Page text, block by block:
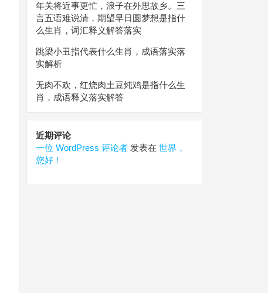
年关将近事更忙，浪子在外思故乡。三
言五语难说清，期望早日圆梦想是指什
么生肖，词汇释义解答落实
跳梁小丑指代表什么生肖，成语落实落
实解析
无肉不欢，红烧肉土豆炖鸡是指什么生
肖，成语释义落实解答
近期评论
一位 WordPress 评论者 发表在 世界，
您好！